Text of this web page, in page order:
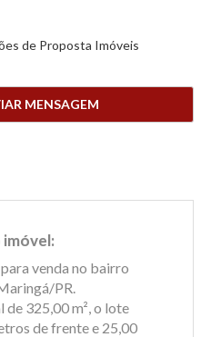
de Proposta Imóveis
MENSAGEM
venda no bairro
PR.
325,00 m², o lote
de frente e 25,00